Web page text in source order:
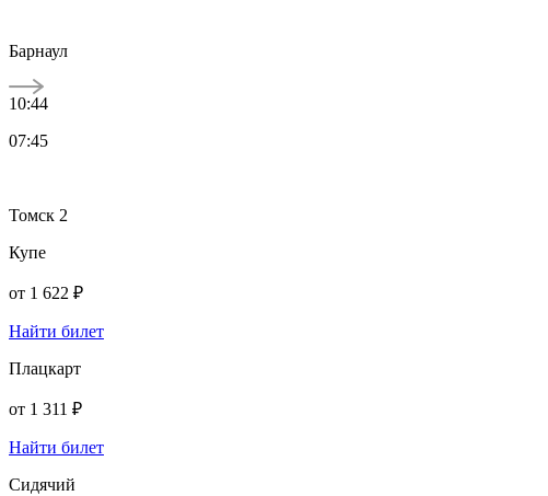
Барнаул
10:44
07:45
Томск 2
Купе
от 1 622 ₽
Найти билет
Плацкарт
от 1 311 ₽
Найти билет
Сидячий